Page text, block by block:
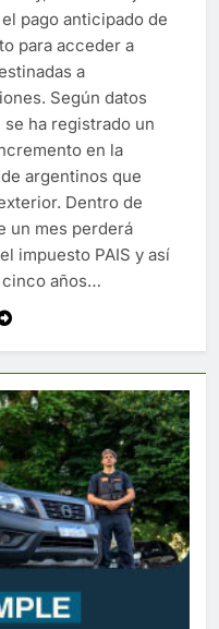
pago anticipado de
para acceder a
a
Según datos
ha registrado un
en la
argentinos que
Dentro de
un mes perderá
impuesto PAIS y así
años…